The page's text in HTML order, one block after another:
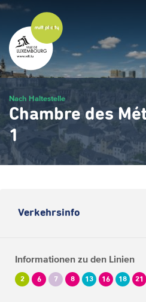
Zum
Hauptinhalt
gehen
Nach Haltestelle
Chambre des
1
Verkehrsinfo
Informationen zu den Linien
2 6 7 8 13 16 18 21